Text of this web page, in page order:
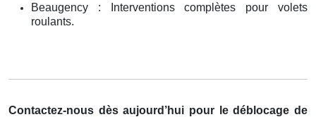
Beaugency : Interventions complètes pour volets
roulants.
Contactez-nous dès aujourd’hui pour le déblocage de